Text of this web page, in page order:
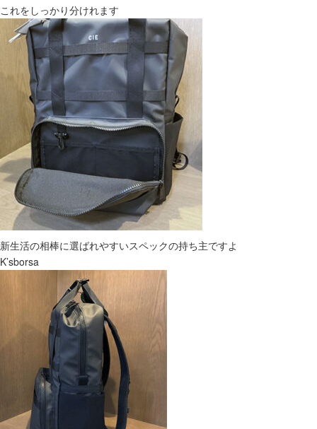
これをしっかり分けれます
新生活の相棒に選ばれやすいスペックの持ち主ですよ
K’sborsa